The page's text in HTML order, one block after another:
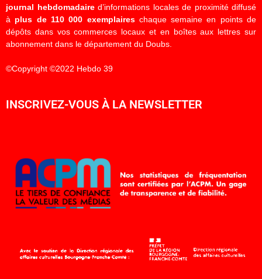
journal hebdomadaired’informations locales de proximité diffusé
à plus de 110 000 exemplaireschaque semaine en points de
dépôts dans vos commerces locaux et en boîtes aux lettres sur
abonnement dans le département du Doubs.
©Copyright ©2022 Hebdo 39
INSCRIVEZ-VOUS À LA NEWSLETTER